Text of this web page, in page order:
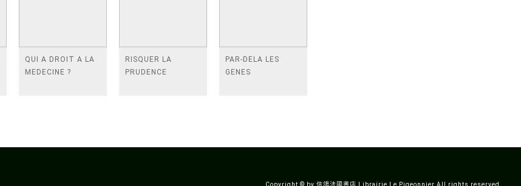
QUI A DROIT A LA
MEDECINE ?
RISQUER LA
PRUDENCE
PAR-DELA LES
GENES
Copyright © by 信鴿法國書店 Librairie Le Pigeonnier All rights reserved.